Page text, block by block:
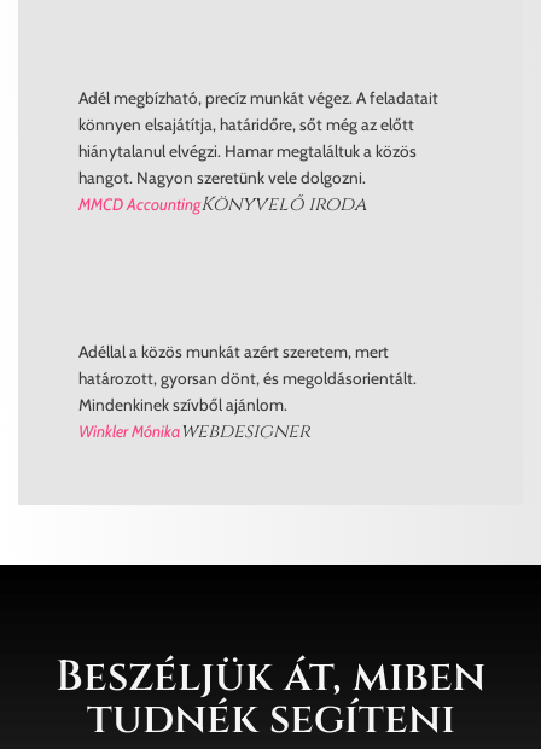
Adél megbízható, precíz munkát végez. A feladatait
könnyen elsajátítja, határidőre, sőt még az előtt
hiánytalanul elvégzi. Hamar megtaláltuk a közös
hangot. Nagyon szeretünk vele dolgozni.
MMCD AccountingKönyvelő iroda
Adéllal a közös munkát azért szeretem, mert
határozott, gyorsan dönt, és megoldásorientált.
Mindenkinek szívből ajánlom.
Winkler Mónikawebdesigner
Beszéljük át, miben
tudnék segíteni